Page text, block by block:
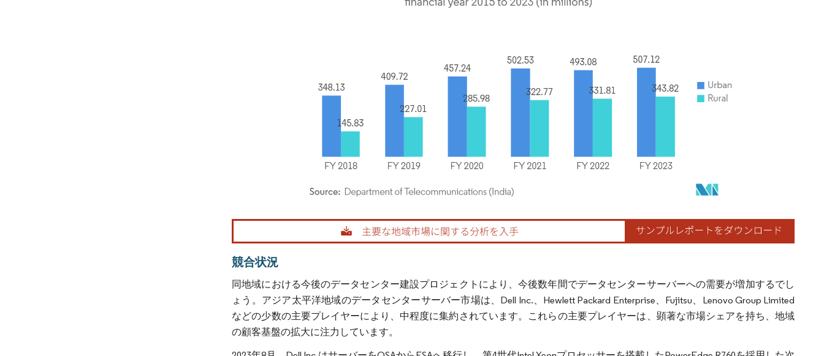
画像 © Mordor Intelligence。再利用にはCC BY 4.0の表示が必要です。
競合状況
同地域における今後のデータセンター建設プロジェクトにより、今後数年間でデータセンターサーバーへの需要が増加するでし
ょう。アジア太平洋地域のデータセンターサーバー市場は、Dell Inc.、Hewlett Packard Enterprise、Fujitsu、Lenovo Group Limited
などの少数の主要プレイヤーにより、中程度に集約されています。これらの主要プレイヤーは、顕著な市場シェアを持ち、地域
の顧客基盤の拡大に注力しています。